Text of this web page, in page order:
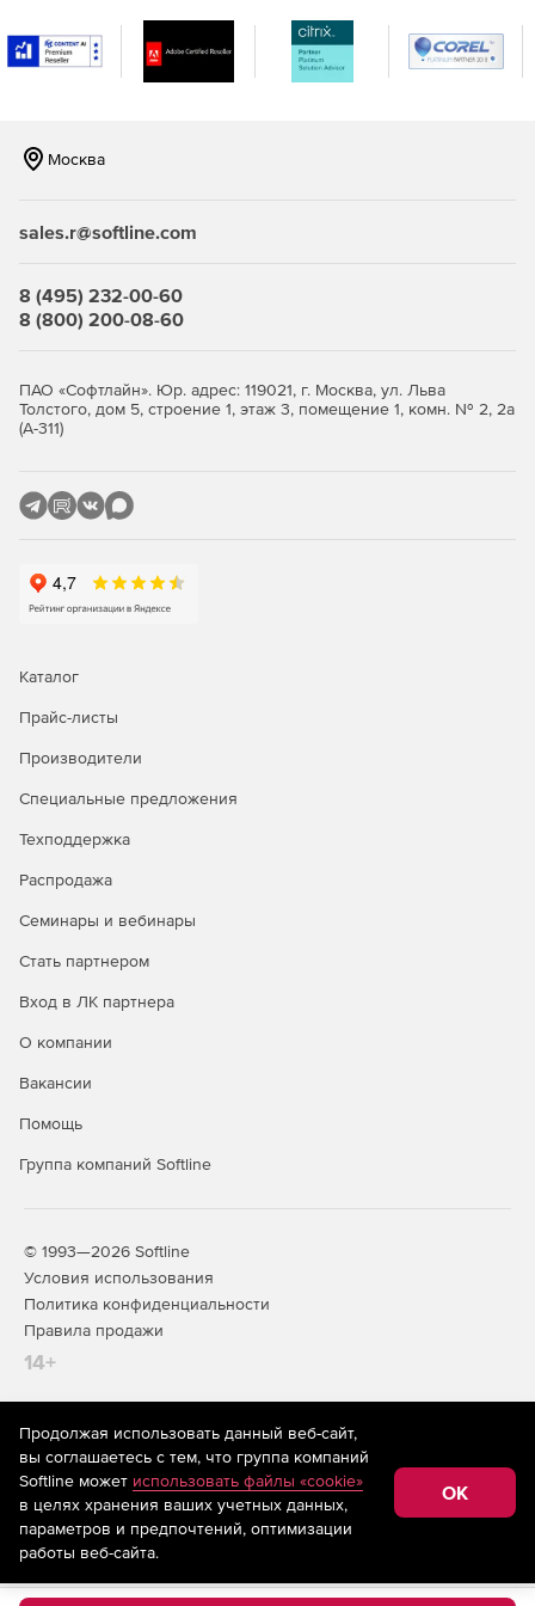
Характеристики Ext JS:
Блокирование, редактирование и другие действия с
Рендер высокопроизводительного DOM-интерфейса
Точная кроссбраузерная система ввода структур и
форм.
компонентов или Array – одинаковых с CSS-
селекторами.
графика. Поддержка любых браузеров, от IE6 до
Chrome.
Настройка тем. С помощью SASS и Compass темы для
Формы. Гибкое решение Ext JS позволяет
свободных форм.
Focus Manager. Улучшенный компонент Focus Manager
помощью клавиатуры.
масштабированных корпоративных web-приложений с
Песочница. Постепенный запуск множества версий
окон или любого компонента Ext JS.
Store по доступной цене.
Москва
sales.r@softline.com
8 (495) 232-00-60
8 (800) 200-08-60
ПАО «Софтлайн». Юр. адрес: 119021, г. Москва, ул. Льва
Толстого, дом 5, строение 1, этаж 3, помещение 1, комн. № 2, 2а
(А-311)
Каталог
Прайс-листы
Производители
Специальные предложения
Техподдержка
Распродажа
Семинары и вебинары
Стать партнером
Вход в ЛК партнера
О компании
Вакансии
Помощь
Группа компаний Softline
© 1993—2026 Softline
Условия использования
Политика конфиденциальности
Правила продажи
14+
На информационном ресурсе store.softline.ru применяются
рекомендательные технологии(информационные технологии
предоставления информации на основе сбора,
систематизации и анализа сведений, относящихся к
предпочтениям пользователей сети «Интернет»,
находящихся на территории Российской Федерации)
Продолжая использовать данный веб-сайт,
вы соглашаетесь с тем, что группа компаний
Softline может использовать файлы «cookie»
в целях хранения ваших учетных данных,
параметров и предпочтений, оптимизации
работы веб-сайта.
OK